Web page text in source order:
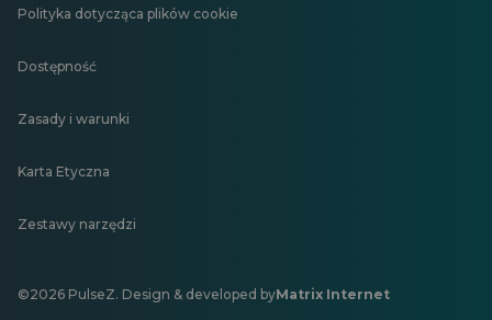
Polityka dotycząca plików cookie
Dostępność
Zasady i warunki
Karta Etyczna
Zestawy narzędzi
©2026 PulseZ. Design & developed byMatrix Internet
Otwiera